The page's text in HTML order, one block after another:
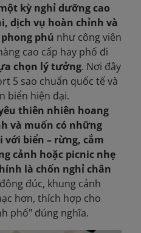
kỳ nghỉ dưỡng cao
dịch vụ hoàn chỉnh và
phú như công viên
cao cấp hay phố đi
chọn lý tưởng. Nơi đây
5 sao chuẩn quốc tế và
biển hiện đại.
thiên nhiên hoang
và muốn có những
biển – rừng, cắm
cảnh hoặc picnic nhẹ
là chốn nghỉ chân
đúc, khung cảnh
hơn, thích hợp cho
phố" đúng nghĩa.